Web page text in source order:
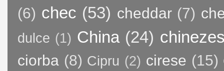
(6) chec (53) cheddar (7)
dulce (1) China (24)
ciorba (8) Cipru (2) cirese (15)